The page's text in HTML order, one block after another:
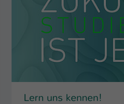
Lern uns kennen!
be_typo_user
Anbieter TYPO3
Laufzeit 1 Tag
Zweck
Dieser Cookie
ein Besucher im